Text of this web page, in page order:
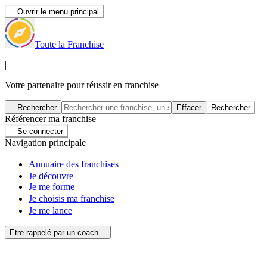
Ouvrir le menu principal
Toute la Franchise
|
Votre partenaire pour réussir en franchise
Rechercher Effacer Rechercher
Référencer ma franchise
Se connecter
Navigation principale
Annuaire des franchises
Je découvre
Je me forme
Je choisis ma franchise
Je me lance
Etre rappelé par un coach